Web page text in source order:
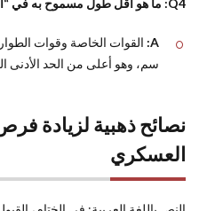
Q4: ما هو أقل طول مسموح به في “القوات الخاصة”؟
A:
سم، وهو أعلى من الحد الأدنى العام
نصائح ذهبية لزيادة
العسكري